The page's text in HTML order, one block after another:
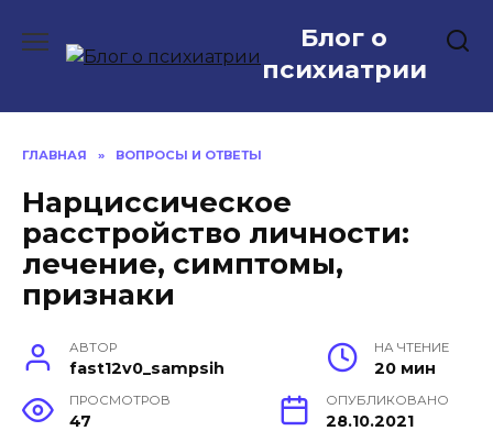
содержанию
Блог о
психиатрии
ГЛАВНАЯ » ВОПРОСЫ И ОТВЕТЫ
Нарциссическое
расстройство личности:
лечение, симптомы,
признаки
АВТОР
fast12v0_sampsih
НА ЧТЕНИЕ
20 мин
ПРОСМОТРОВ
47
ОПУБЛИКОВАНО
28.10.2021